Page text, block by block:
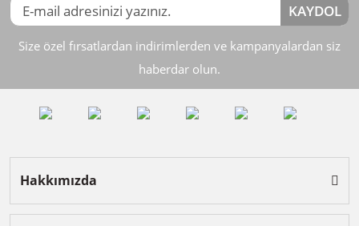
KAYDOL
Size özel fırsatlardan indirimlerden ve kampanyalardan siz
haberdar olun.
Hakkımızda